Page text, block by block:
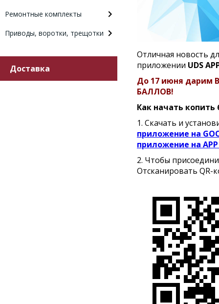
Ремонтные комплекты
Приводы, воротки, трещотки
Доставка
Отличная новость
приложении UDS
До 17 июня дарим
БАЛЛОВ!
Как начать
1. Скачать и
приложение на
приложение на APP
2. Чтобы
Отсканировать QR-